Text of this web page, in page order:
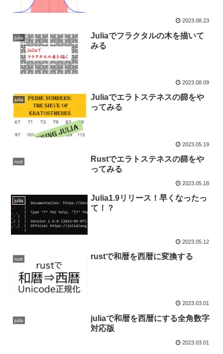
2023.08.23
julia
Juliaでフラクタルの木を描いて
みる
2023.08.09
julia
Juliaでエラトステネスの篩をや
ってみる
2023.05.19
rust
Rustでエラトステネスの篩をや
ってみる
2023.05.18
julia
Julia1.9リリース！早くなったっ
て！？
2023.05.12
rust rustで和暦を西暦に変換する
2023.03.01
julia
juliaで和暦を西暦にする全角数字
対応版
2023.03.01